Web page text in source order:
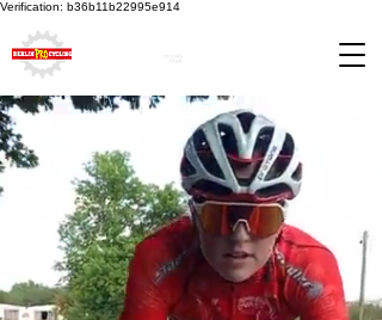
Verification: b36b11b22995e914